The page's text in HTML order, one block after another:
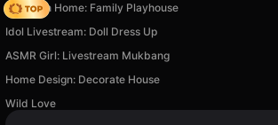
My Town Home: Family Playhouse
Idol Livestream: Doll Dress Up
ASMR Girl: Livestream Mukbang
Home Design: Decorate House
Wild Love